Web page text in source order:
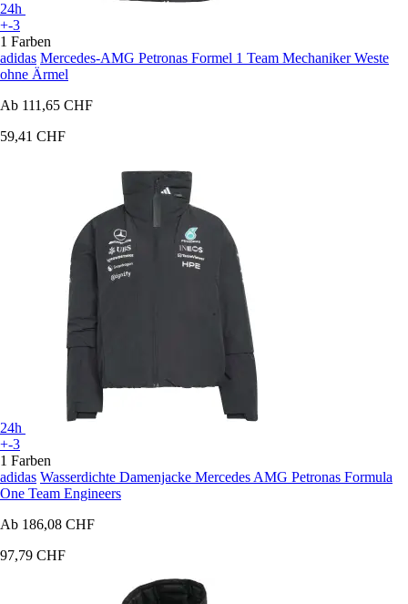
24h
+-3
1 Farben
adidas Mercedes-AMG Petronas Formel 1 Team Mechaniker Weste
ohne Ärmel
Ab 111,65 CHF
59,41 CHF
24h
+-3
1 Farben
adidas Wasserdichte Damenjacke Mercedes AMG Petronas Formula
One Team Engineers
Ab 186,08 CHF
97,79 CHF